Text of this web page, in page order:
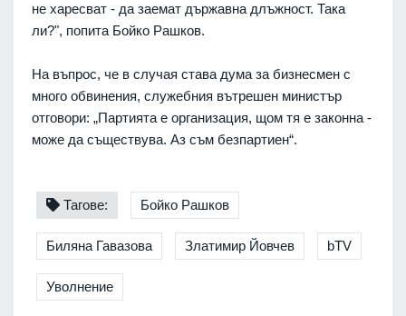
не харесват - да заемат държавна длъжност. Така
ли?", попита Бойко Рашков.
На въпрос, че в случая става дума за бизнесмен с
много обвинения, служебния вътрешен министър
отговори: „Партията е организация, щом тя е законна -
може да съществува. Аз съм безпартиен“.
Тагове: Бойко Рашков
Биляна Гавазова Златимир Йовчев bTV
Уволнение